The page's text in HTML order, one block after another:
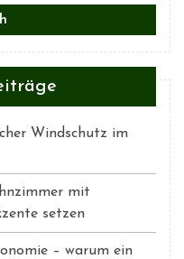
Windschutz im
mit
setzen
– warum ein